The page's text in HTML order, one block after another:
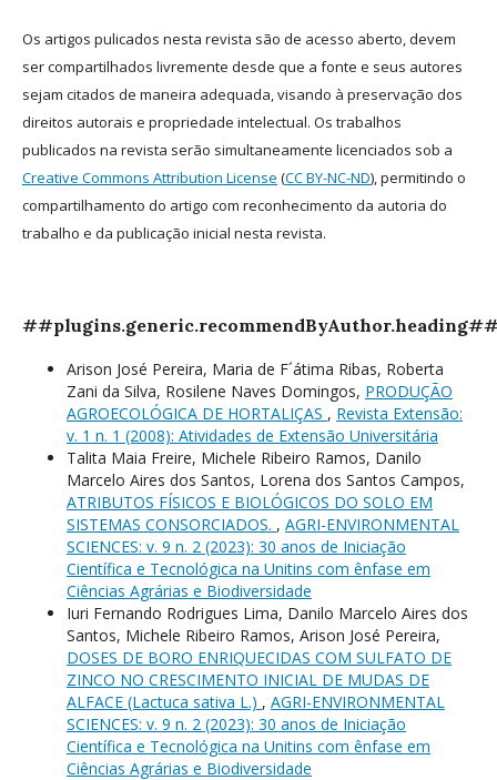
Os artigos pulicados nesta revista são de acesso aberto, devem
ser compartilhados livremente desde que a fonte e seus autores
sejam citados de maneira adequada, visando à preservação dos
direitos autorais e propriedade intelectual. Os trabalhos
publicados na revista serão simultaneamente licenciados sob a
Creative Commons Attribution License (CC BY-NC-ND), permitindo o
compartilhamento do artigo com reconhecimento da autoria do
trabalho e da publicação inicial nesta revista.
Arison José Pereira, Maria de F´átima Ribas, Roberta
Zani da Silva, Rosilene Naves Domingos, PRODUÇÃO
AGROECOLÓGICA DE HORTALIÇAS , Revista Extensão:
v. 1 n. 1 (2008): Atividades de Extensão Universitária
Talita Maia Freire, Michele Ribeiro Ramos, Danilo
Marcelo Aires dos Santos, Lorena dos Santos Campos,
ATRIBUTOS FÍSICOS E BIOLÓGICOS DO SOLO EM
SISTEMAS CONSORCIADOS. , AGRI-ENVIRONMENTAL
SCIENCES: v. 9 n. 2 (2023): 30 anos de Iniciação
Científica e Tecnológica na Unitins com ênfase em
Ciências Agrárias e Biodiversidade
Iuri Fernando Rodrigues Lima, Danilo Marcelo Aires dos
Santos, Michele Ribeiro Ramos, Arison José Pereira,
DOSES DE BORO ENRIQUECIDAS COM SULFATO DE
ZINCO NO CRESCIMENTO INICIAL DE MUDAS DE
ALFACE (Lactuca sativa L.) , AGRI-ENVIRONMENTAL
SCIENCES: v. 9 n. 2 (2023): 30 anos de Iniciação
Científica e Tecnológica na Unitins com ênfase em
Ciências Agrárias e Biodiversidade